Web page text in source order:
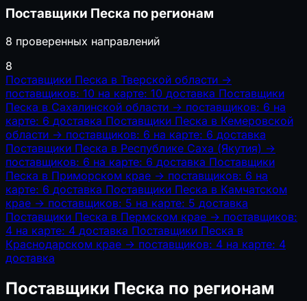
Поставщики Песка по регионам
8 проверенных направлений
8
Поставщики Песка в Тверской области →
поставщиков: 10 на карте: 10 доставка Поставщики
Песка в Сахалинской области → поставщиков: 6 на
карте: 6 доставка Поставщики Песка в Кемеровской
области → поставщиков: 6 на карте: 6 доставка
Поставщики Песка в Республике Саха (Якутия) →
поставщиков: 6 на карте: 6 доставка Поставщики
Песка в Приморском крае → поставщиков: 6 на
карте: 6 доставка Поставщики Песка в Камчатском
крае → поставщиков: 5 на карте: 5 доставка
Поставщики Песка в Пермском крае → поставщиков:
4 на карте: 4 доставка Поставщики Песка в
Краснодарском крае → поставщиков: 4 на карте: 4
доставка
Поставщики Песка по регионам